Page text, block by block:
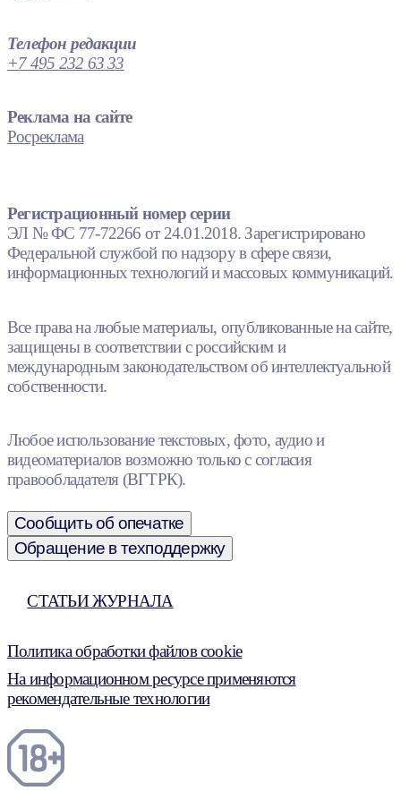
Телефон редакции
+7 495 232 63 33
Реклама на сайте
Росреклама
Регистрационный номер серии
ЭЛ № ФС 77-72266 от 24.01.2018. Зарегистрировано
Федеральной службой по надзору в сфере связи,
информационных технологий и массовых коммуникаций.
Все права на любые материалы, опубликованные на сайте,
защищены в соответствии с российским и
международным законодательством об интеллектуальной
собственности.
Любое использование текстовых, фото, аудио и
видеоматериалов возможно только с согласия
правообладателя (ВГТРК).
Сообщить об опечатке
Обращение в техподдержку
СТАТЬИ ЖУРНАЛА
Политика обработки файлов cookie
На информационном ресурсе применяются
рекомендательные технологии